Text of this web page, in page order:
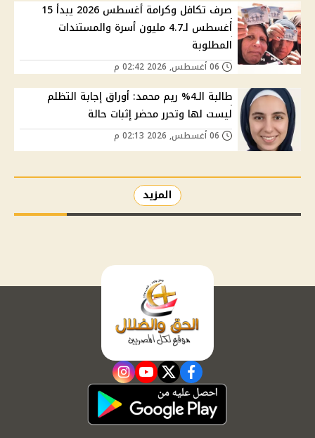
صرف تكافل وكرامة أغسطس 2026 يبدأ 15
أغسطس لـ4.7 مليون أسرة والمستندات
المطلوبة
طالبة الـ4% ريم محمد: أوراق إجابة التظلم
ليست لها وتحرر محضر إثبات حالة
المزيد
facebook
twitter
youtube
instagram